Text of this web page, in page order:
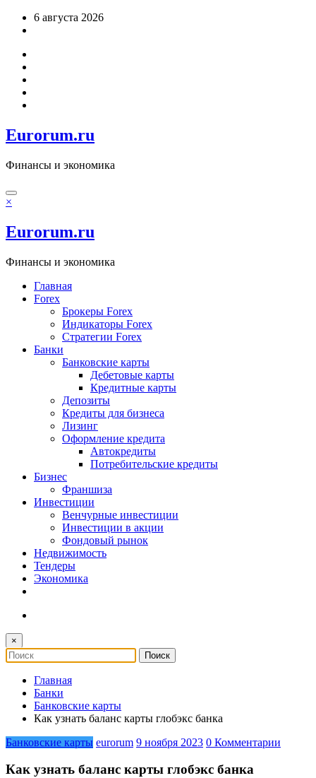
Перейти6 августа 2026
Eurorum.ru
Финансы и экономика
×
Eurorum.ru
Финансы и экономика
Главная
Forex
Брокеры Forex
Индикаторы Forex
Стратегии Forex
Банки
Банковские карты
Дебетовые карты
Кредитные карты
Депозиты
Кредиты для бизнеса
Лизинг
Оформление кредита
Автокредиты
Потребительские кредиты
Бизнес
Франшиза
Инвестиции
Венчурные инвестиции
Инвестиции в акции
Фондовый рынок
Недвижимость
Тендеры
Экономика
×
Главная
Банки
Банковские карты
Как узнать баланс карты глобэкс банка
Банковские карты eurorum 9 ноября 2023 0 Комментарии
Как узнать баланс карты глобэкс банка